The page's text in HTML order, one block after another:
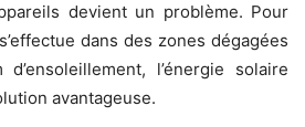
devient un problème. Pour
dans des zones dégagées
l’énergie solaire
avantageuse.